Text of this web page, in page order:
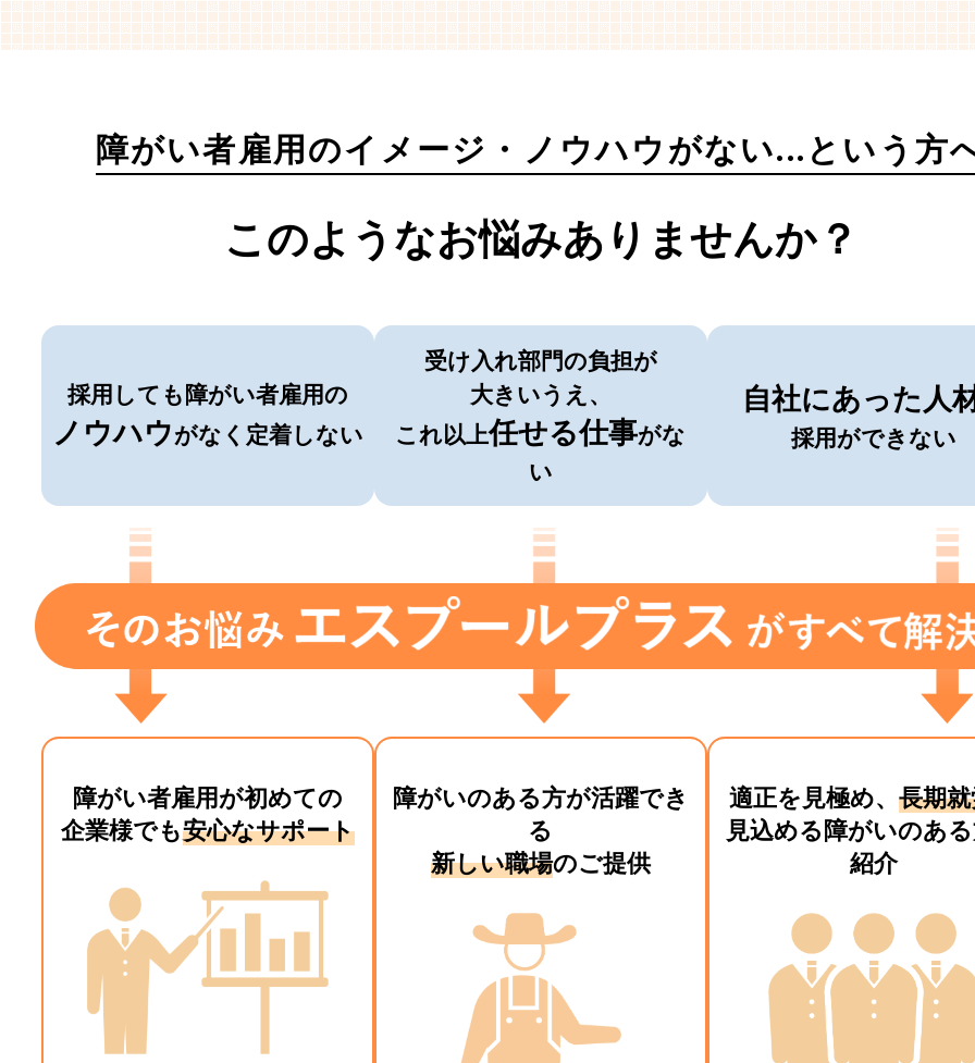
障がい者雇用のイメージ・ノウハウがない...という方
このようなお悩みありませんか？
採用しても障がい者雇用の
ノウハウがなく定着しない
受け入れ部門の負担が
大きいうえ、
これ以上任せる仕事がな
い
自社にあった人
採用ができない
障がい者雇用が初めての
企業様でも安心なサポート
障がいのある方が活躍でき
る
新しい職場のご提供
適正を見極め、 長期
見込める障がいのあ
紹介